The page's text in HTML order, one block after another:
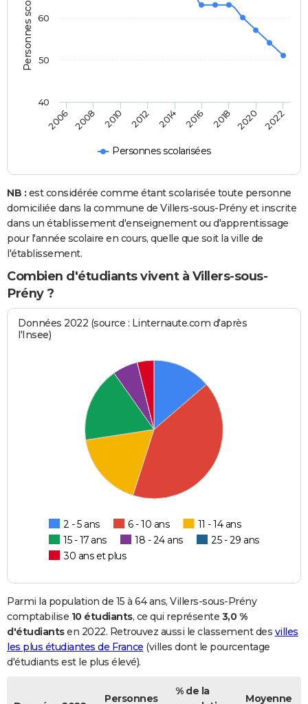
Personnes scolarisées
2006 2008 2010 2012 2014 2016 2018 2020 2022
40
50
60
NB : est considérée comme étant scolarisée toute personne
domiciliée dans la commune de Villers-sous-Prény et inscrite
dans un établissement d'enseignement ou d'apprentissage
pour l'année scolaire en cours, quelle que soit la ville de
l'établissement.
Combien d'étudiants vivent à Villers-sous-
Prény ?
Données 2022 (source : Linternaute.com d'après
l'Insee)
2 - 5 ans 6 - 10 ans
11 - 14 ans
15 - 17 ans
18 - 24 ans
25 - 29 ans
30 ans et plus
Parmi la population de 15 à 64 ans, Villers-sous-Prény
comptabilise 10 étudiants, ce qui représente 3,0 %
d'étudiantsen 2022. Retrouvez aussi le classement des villes
les plus étudiantes de France (villes dont le pourcentage
d'étudiants est le plus élevé).
Personnes
% de la
Moyenne